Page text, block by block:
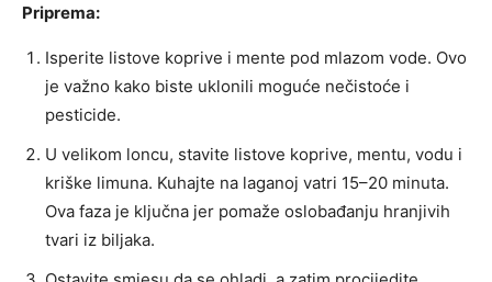
Priprema:
Isperite listove koprive i mente pod mlazom vode. Ovo
je važno kako biste uklonili moguće nečistoće i
pesticide.
U velikom loncu, stavite listove koprive, mentu, vodu i
kriške limuna. Kuhajte na laganoj vatri 15–20 minuta.
Ova faza je ključna jer pomaže oslobađanju hranjivih
tvari iz biljaka.